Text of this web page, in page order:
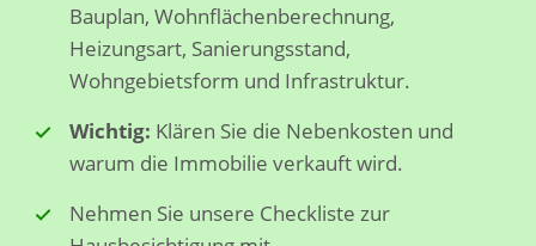
Bauplan, Wohnflächenberechnung,
Heizungsart, Sanierungsstand,
Wohngebietsform und Infrastruktur.
Wichtig: Klären Sie die Nebenkosten und
warum die Immobilie verkauft wird.
Nehmen Sie unsere Checkliste zur